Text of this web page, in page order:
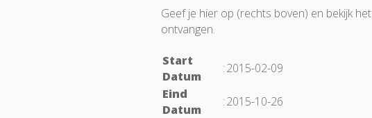
Geef je hier op (rechts boven) en bekijk het
ontvangen.
Start
Datum
:2015-02-09
Eind
Datum
:2015-10-26